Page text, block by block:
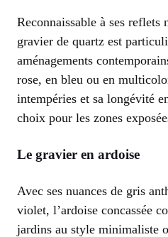
Reconnaissable à ses reflets
gravier de quartz est
aménagements
rose, en bleu ou en
intempéries et sa longévité
choix pour les zones
Le gravier en ardoise
Avec ses nuances de gris
violet, l’ardoise concassée
jardins au style minimaliste